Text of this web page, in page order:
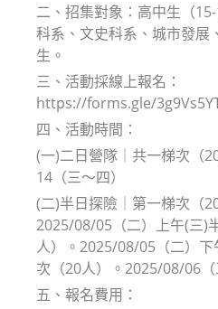
二、招集對象：高中生（
科系、文史科系、城市發展
生。
三、活動採線上報名：
https://forms.gle/
四、活動時間：
(一)二日營隊｜共一梯次（
14（三～四）
(二)半日探險｜第一梯次（
2025/08/05（二）上午(三)
人）。2025/08/05（二）
次（20人）。2025/08/06
五、報名費用：